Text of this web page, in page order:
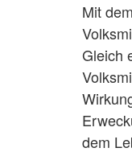
Mit
Gleich
dem